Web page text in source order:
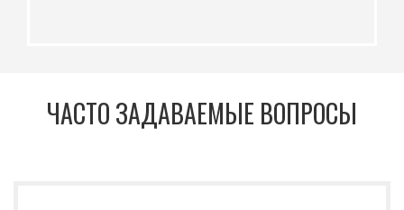
ЧАСТО ЗАДАВАЕМЫЕ ВОПРОСЫ